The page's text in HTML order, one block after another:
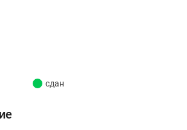
сдан